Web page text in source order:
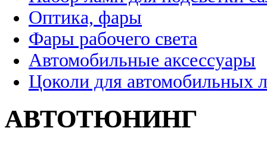
Оптика, фары
Фары рабочего света
Автомобильные аксессуары
Цоколи для автомобильных
АВТОТЮНИНГ